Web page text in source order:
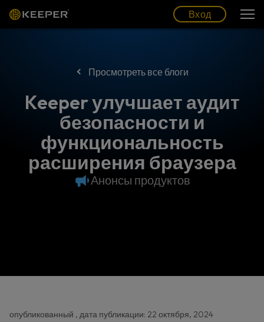
Вход
Просмотреть все блоги
Keeper улучшает аудит
безопасности и
функциональность
расширения браузера
Анонсы продуктов
опубликованный , дата публикации: 22 октября, 2024